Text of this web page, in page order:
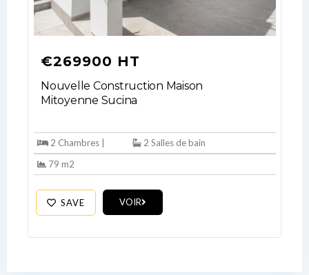
€269900 HT
Nouvelle Construction Maison
Mitoyenne Sucina
2 Chambres |
2 Salles de bain
79 m2
SAVE VOIR